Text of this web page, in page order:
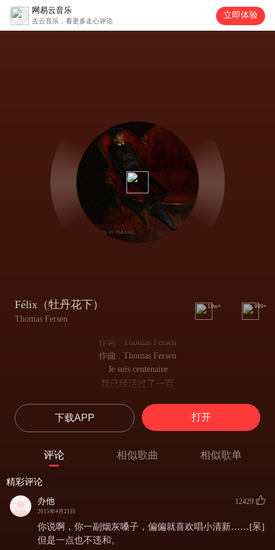
网易云音乐
去云音乐，看更多走心评论
立即体验
Félix（牡丹花下）
Thomas Fersen
10w+ 999+
作词 : Thomas Fersen
作曲 : Thomas Fersen
Je suis centenaire
我已经活过了一百
但是我精力充沛还很厉害
Pour l'amour y a pas d'âge
爱情不论年龄
我准备好了走向婚姻
Je fais semblant d'être sourd
我看着耳朵已不灵
下载APP 打开
评论 相似歌曲 相似歌单
精彩评论
办他
2015年4月21日
12429
你说啊，你一副烟灰嗓子，偏偏就喜欢唱小清新……[呆]
但是一点也不违和。